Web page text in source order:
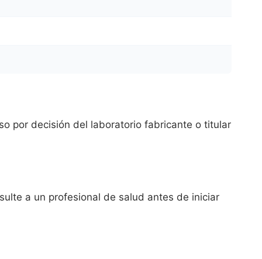
por decisión del laboratorio fabricante o titular
a un profesional de salud antes de iniciar